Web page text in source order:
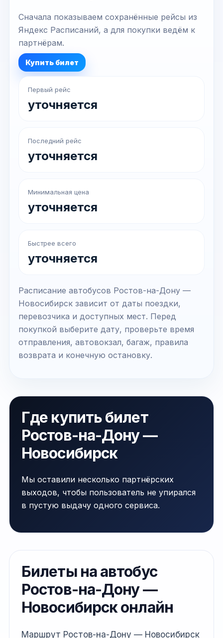
Сначала показываем сохранённые рейсы из
Яндекс Расписаний, а для покупки ведём к
партнёрам.
Купить билет
Первый рейс
уточняется
Последний рейс
уточняется
Минимальная цена
уточняется
Быстрее всего
уточняется
Расписание автобусов Ростов-на-Дону —
Новосибирск зависит от даты поездки,
перевозчика и доступных мест. Перед
покупкой выберите дату, проверьте время
отправления, автовокзал, багаж, правила
возврата и конечную остановку.
Где купить билет
Ростов-на-Дону —
Новосибирск
Мы оставили несколько партнёрских
выходов, чтобы пользователь не упирался
в пустую выдачу одного сервиса.
Билеты на автобус
Ростов-на-Дону —
Новосибирск онлайн
Маршрут Ростов-на-Дону — Новосибирск